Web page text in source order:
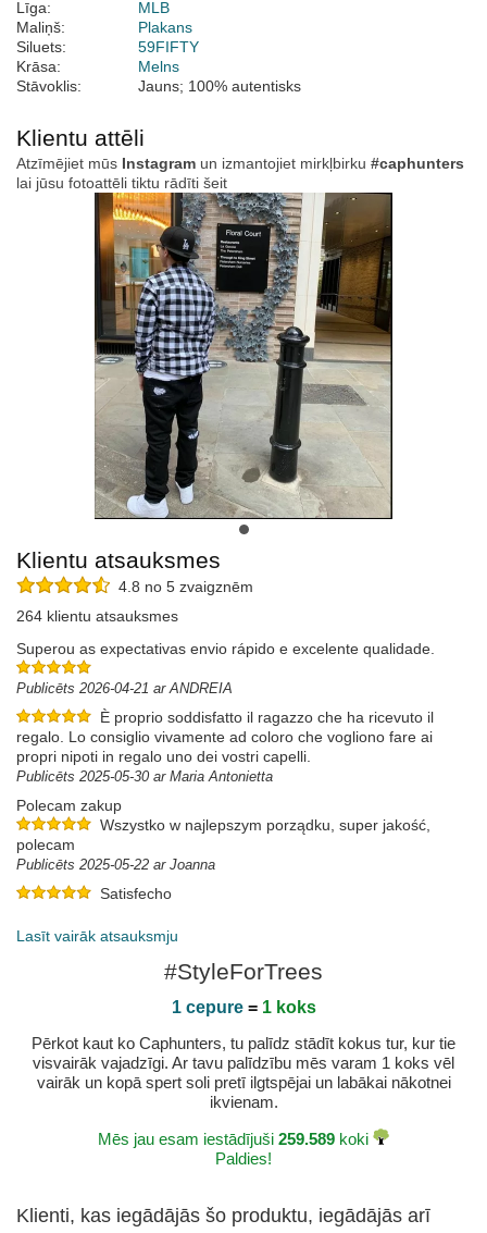
Līga:
MLB
Maliņš:
Plakans
Siluets:
59FIFTY
Krāsa:
Melns
Stāvoklis:
Jauns; 100% autentisks
Klientu attēli
Atzīmējiet mūs Instagram un izmantojiet mirkļbirku #caphunters
lai jūsu fotoattēli tiktu rādīti šeit
Klientu atsauksmes
4.8 no 5 zvaigznēm
264 klientu atsauksmes
Superou as expectativas envio rápido e excelente qualidade.
Publicēts 2026-04-21 ar ANDREIA
È proprio soddisfatto il ragazzo che ha ricevuto il
regalo. Lo consiglio vivamente ad coloro che vogliono fare ai
propri nipoti in regalo uno dei vostri capelli.
Publicēts 2025-05-30 ar Maria Antonietta
Polecam zakup
Wszystko w najlepszym porządku, super jakość,
polecam
Publicēts 2025-05-22 ar Joanna
Satisfecho
Lasīt vairāk atsauksmju
#StyleForTrees
1 cepure= 1 koks
Pērkot kaut ko Caphunters, tu palīdz stādīt kokus tur, kur tie
visvairāk vajadzīgi. Ar tavu palīdzību mēs varam 1 koks vēl
vairāk un kopā spert soli pretī ilgtspējai un labākai nākotnei
ikvienam.
Mēs jau esam iestādījuši 259.589 koki
Paldies!
Klienti, kas iegādājās šo produktu, iegādājās arī